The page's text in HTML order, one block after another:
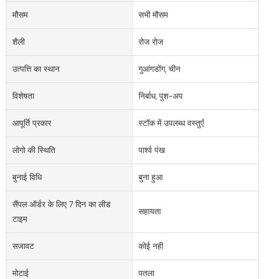
मौसम सभी मौसम
शैली रोज रोज
उत्पत्ति का स्थान गुआंगडोंग, चीन
विशेषता निर्बाध, पुश-अप
आपूर्ति प्रकार स्टॉक में उपलब्ध वस्तुएँ
लोगो की स्थिति पार्श्व पंख
बुनाई विधि बुना हुआ
सैंपल ऑर्डर के लिए 7 दिन का लीड
टाइम
सहायता
सजावट कोई नहीं
मोटाई पतला